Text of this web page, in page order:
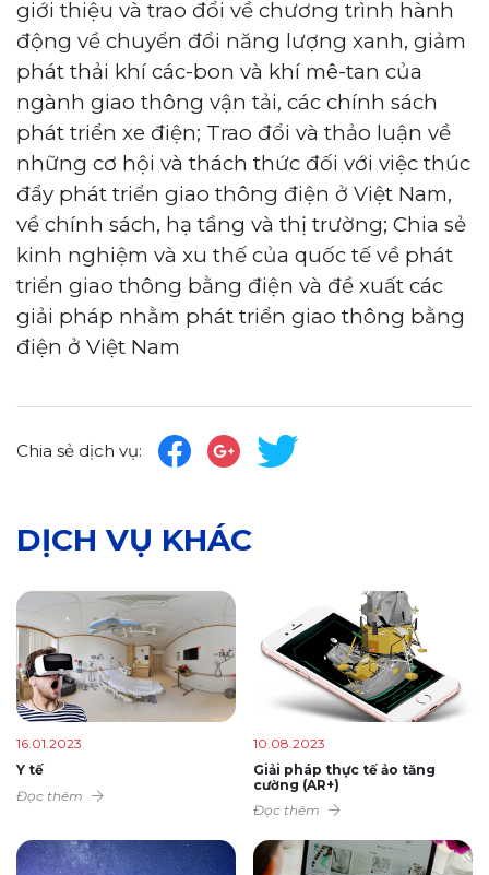
giới thiệu và trao đổi về chương trình hành
động về chuyển đổi năng lượng xanh, giảm
phát thải khí các-bon và khí mê-tan của
ngành giao thông vận tải, các chính sách
phát triển xe điện; Trao đổi và thảo luận về
những cơ hội và thách thức đối với việc thúc
đẩy phát triển giao thông điện ở Việt Nam,
về chính sách, hạ tầng và thị trường; Chia sẻ
kinh nghiệm và xu thế của quốc tế về phát
triển giao thông bằng điện và đề xuất các
giải pháp nhằm phát triển giao thông bằng
điện ở Việt Nam
Chia sẻ dịch vụ:
DỊCH VỤ KHÁC
16.01.2023
Y tế
Đọc thêm
10.08.2023
Giải pháp thực tế ảo tăng
cường (AR+)
Đọc thêm